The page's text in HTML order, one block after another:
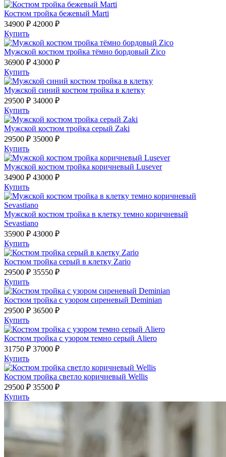
Костюм тройка бежевый Marti
34900 ₽ 42000 ₽
Купить
Мужской костюм тройка тёмно бордовый Zico
36900 ₽ 43000 ₽
Купить
Мужской синий костюм тройка в клетку
29500 ₽ 34000 ₽
Купить
Мужской костюм тройка серый Zaki
29500 ₽ 35000 ₽
Купить
Мужской костюм тройка коричневый Lusever
34900 ₽ 43000 ₽
Купить
Мужской костюм тройка в клетку темно коричневый
Sevastiano
35900 ₽ 43000 ₽
Купить
Костюм тройка серый в клетку Zario
29500 ₽ 35550 ₽
Купить
Костюм тройка с узором сиреневый Deminian
29500 ₽ 36500 ₽
Купить
Костюм тройка с узором темно серый Aliero
31750 ₽ 37000 ₽
Купить
Костюм тройка светло коричневый Wellis
29500 ₽ 35500 ₽
Купить